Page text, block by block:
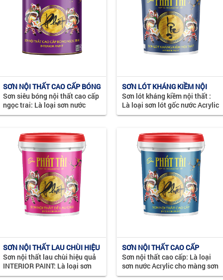
SƠN NỘI THẤT CAO CẤP BÓNG
NGỌC TRAI
Sơn siêu bóng nội thất cao cấp
ngọc trai: Là loại sơn nước
Acrylic được sản xuất trên dây
siêu bóng, được sử ...
SƠN LÓT KHÁNG KIỀM NỘI
THẤT
Sơn lót kháng kiềm nội thất :
Là loại sơn lót gốc nước Acrylic
có khả năng kháng kiềm hóa
vào bề mặt ...
SƠN NỘI THẤT LAU CHÙI HIỆU
QUẢ
Sơn nội thất lau chùi hiệu quả
INTERIOR PAINT: Là loại sơn
nư­ớc Acrylic cho màng sơn bán
SƠN NỘI THẤT CAO CẤP
Sơn nội thất cao cấp: Là loại
sơn nước Acrylic cho màng sơn
mịn. Màu sắc phong phú, tươi